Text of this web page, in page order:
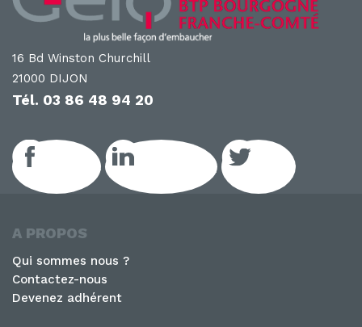
16 Bd Winston Churchill
21000 DIJON
Tél. 03 86 48 94 20
Facebook LinkedIn GEIQ Twitter
A PROPOS
Qui sommes nous ?
Contactez-nous
Devenez adhérent